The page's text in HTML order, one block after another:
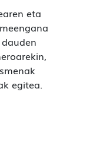
eta
egitea.